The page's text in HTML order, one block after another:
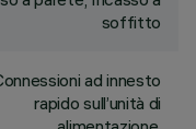
soffitto
ad innesto
rapido sull’unità di